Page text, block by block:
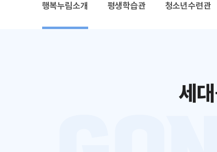
행복누림소개 평생학습관 청소년수련관
세